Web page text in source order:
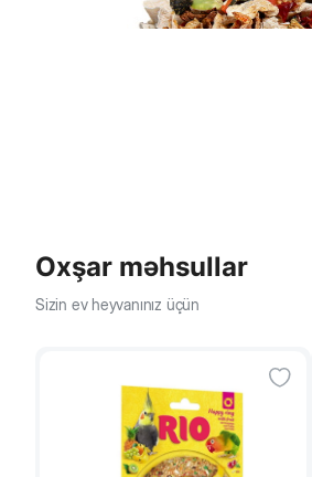
Oxşar məhsullar
Sizin ev heyvanınız üçün